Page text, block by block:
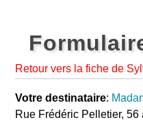
Retour vers la fiche de
Votre destinataire:
Rue Frédéric Pelletier,